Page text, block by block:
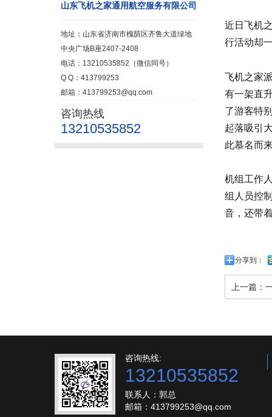
山东飞机之家通用航空服务有限公司
地址：山东省济南市槐荫区齐鲁大道绿地
中央广场B座2407-2408
电话：13210535852（微信同号）
Q Q：413799253
邮箱：413799253@qq.com
咨询热线
13210535852
近日飞机
行活动却
飞机之家
有一架直
了游客特
起落吸引
此慕名而
机组工作
组人员控
音，还带
分享到：
上一篇：
咨询热线:
13210535852
联系人：郭总
邮箱：413799253@qq.com